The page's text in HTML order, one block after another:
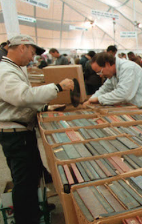
Europa
Altrecose
Mondiali calcio 2026